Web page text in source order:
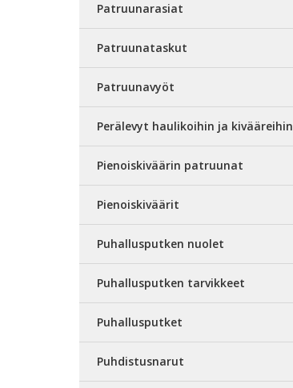
Patruunarasiat
Patruunataskut
Patruunavyöt
Perälevyt haulikoihin ja kivääreihin
Pienoiskiväärin patruunat
Pienoiskiväärit
Puhallusputken nuolet
Puhallusputken tarvikkeet
Puhallusputket
Puhdistusnarut